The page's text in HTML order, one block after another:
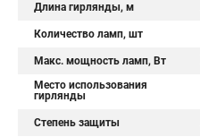
Длина гирлянды, м
Количество ламп, шт
Макс. мощность ламп, Вт
Место использования
гирлянды
Степень защиты